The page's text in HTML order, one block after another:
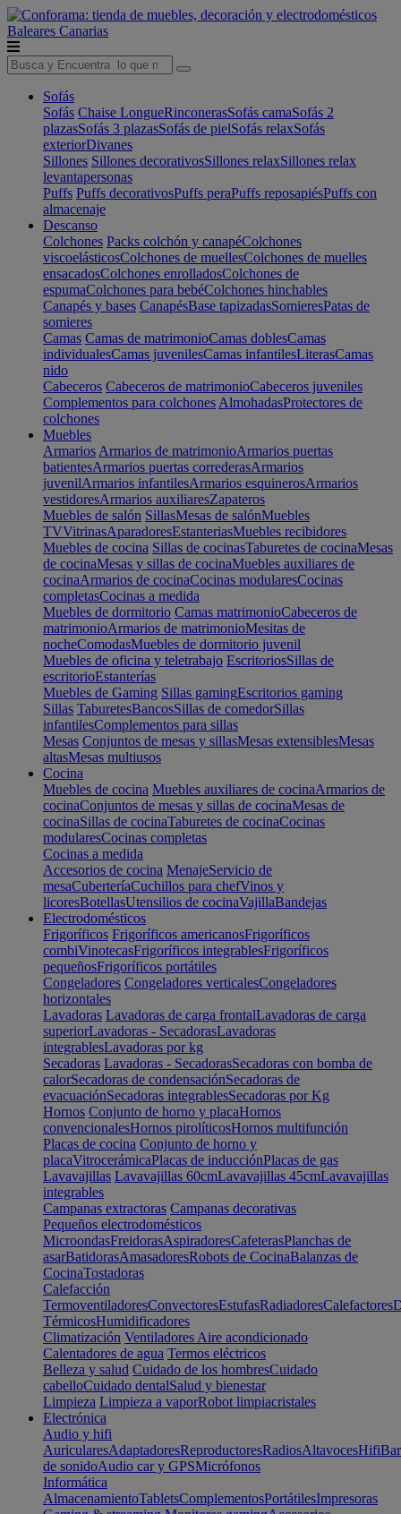
Baleares Canarias
Sofás
Sofás Chaise LongueRinconerasSofás camaSofás 2
plazasSofás 3 plazasSofás de pielSofás relaxSofás
exteriorDivanes
Sillones Sillones decorativosSillones relaxSillones relax
levantapersonas
Puffs Puffs decorativosPuffs peraPuffs reposapiésPuffs con
almacenaje
Descanso
Colchones Packs colchón y canapéColchones
viscoelásticosColchones de muellesColchones de muelles
ensacadosColchones enrolladosColchones de
espumaColchones para bebéColchones hinchables
Canapés y bases CanapésBase tapizadasSomieresPatas de
somieres
Camas Camas de matrimonioCamas doblesCamas
individualesCamas juvenilesCamas infantilesLiterasCamas
nido
Cabeceros Cabeceros de matrimonioCabeceros juveniles
Complementos para colchones AlmohadasProtectores de
colchones
Muebles
Armarios Armarios de matrimonioArmarios puertas
batientesArmarios puertas correderasArmarios
juvenilArmarios infantilesArmarios esquinerosArmarios
vestidoresArmarios auxiliaresZapateros
Muebles de salón SillasMesas de salónMuebles
TVVitrinasAparadoresEstanteriasMuebles recibidores
Muebles de cocina Sillas de cocinasTaburetes de cocinaMesas
de cocinaMesas y sillas de cocinaMuebles auxiliares de
cocinaArmarios de cocinaCocinas modularesCocinas
completasCocinas a medida
Muebles de dormitorio Camas matrimonioCabeceros de
matrimonioArmarios de matrimonioMesitas de
nocheComodasMuebles de dormitorio juvenil
Muebles de oficina y teletrabajo EscritoriosSillas de
escritorioEstanterías
Muebles de Gaming Sillas gamingEscritorios gaming
Sillas TaburetesBancosSillas de comedorSillas
infantilesComplementos para sillas
Mesas Conjuntos de mesas y sillasMesas extensiblesMesas
altasMesas multiusos
Cocina
Muebles de cocina Muebles auxiliares de cocinaArmarios de
cocinaConjuntos de mesas y sillas de cocinaMesas de
cocinaSillas de cocinaTaburetes de cocinaCocinas
modularesCocinas completas
Cocinas a medida
Accesorios de cocina MenajeServicio de
mesaCuberteríaCuchillos para chefVinos y
licoresBotellasUtensilios de cocinaVajillaBandejas
Electrodomésticos
Frigoríficos Frigoríficos americanosFrigoríficos
combiVinotecasFrigoríficos integrablesFrigoríficos
pequeñosFrigoríficos portátiles
Congeladores Congeladores verticalesCongeladores
horizontales
Lavadoras Lavadoras de carga frontalLavadoras de carga
superiorLavadoras - SecadorasLavadoras
integrablesLavadoras por kg
Secadoras Lavadoras - SecadorasSecadoras con bomba de
calorSecadoras de condensaciónSecadoras de
evacuaciónSecadoras integrablesSecadoras por Kg
Hornos Conjunto de horno y placaHornos
convencionalesHornos pirolíticosHornos multifunción
Placas de cocina Conjunto de horno y
placaVitrocerámicaPlacas de inducciónPlacas de gas
Lavavajillas Lavavajillas 60cmLavavajillas 45cmLavavajillas
integrables
Campanas extractoras Campanas decorativas
Pequeños electrodomésticos
MicroondasFreidorasAspiradoresCafeterasPlanchas de
asarBatidorasAmasadoresRobots de CocinaBalanzas de
CocinaTostadoras
Calefacción
TermoventiladoresConvectoresEstufasRadiadoresCalefactores
TérmicosHumidificadores
Climatización Ventiladores Aire acondicionado
Calentadores de agua Termos eléctricos
Belleza y salud Cuidado de los hombresCuidado
cabelloCuidado dentalSalud y bienestar
Limpieza Limpieza a vaporRobot limpiacristales
Electrónica
Audio y hifi
AuricularesAdaptadoresReproductoresRadiosAltavocesHifi
de sonidoAudio car y GPSMicrófonos
Informática
AlmacenamientoTabletsComplementosPortátilesImpresoras